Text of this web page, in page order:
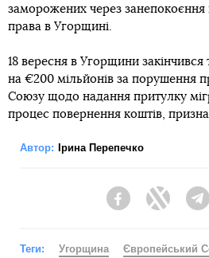
заморожених через
права в Угорщині.
18 вересня в Угорщини
на €200 мільйонів за порушення
Союзу щодо надання притулку
процес повернення коштів,
Автор: Ірина Перепечко
FacebookTwitter
Теги: Угорщина Європейський